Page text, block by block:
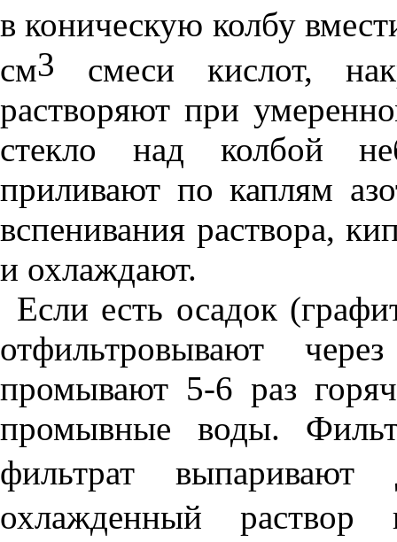
в коническую колбу
см3 смеси кислот,
растворяют при
стекло над колбой
приливают по каплям
вспенивания раствора,
и охлаждают.
Если есть осадок
отфильтровывают
промывают 5-6 раз
промывные воды.
фильтрат
охлажденный